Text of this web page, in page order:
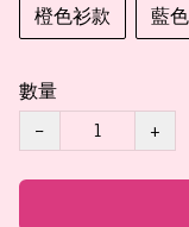
橙色衫款
藍
數量
−
+